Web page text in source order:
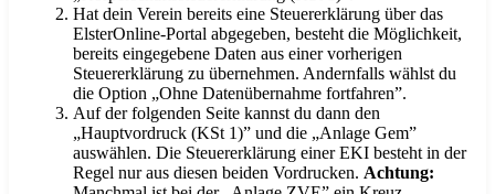
Hat dein Verein bereits eine Steuererklärung über das
ElsterOnline-Portal abgegeben, besteht die Möglichkeit,
bereits eingegebene Daten aus einer vorherigen
Steuererklärung zu übernehmen. Andernfalls wählst du
die Option „Ohne Datenübernahme fortfahren”.
Auf der folgenden Seite kannst du dann den
„Hauptvordruck (KSt 1)” und die „Anlage Gem”
auswählen. Die Steuererklärung einer EKI besteht in der
Regel nur aus diesen beiden Vordrucken. Achtung: